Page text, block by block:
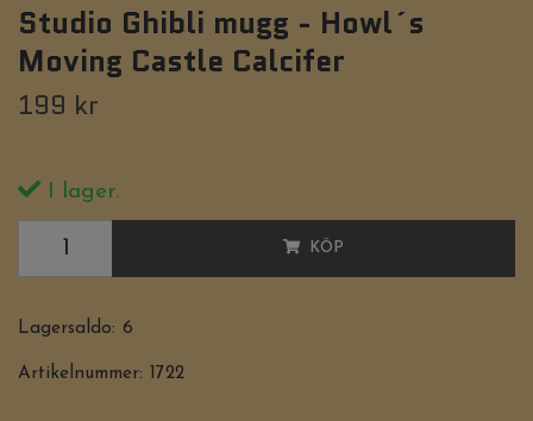
Studio Ghibli mugg - Howl´s
Moving Castle Calcifer
199 kr
I lager.
KÖP
Lagersaldo: 6
Artikelnummer: 1722